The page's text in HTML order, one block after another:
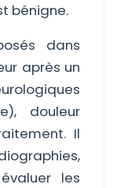
bénigne.
dans
après un
douleur
Il
les